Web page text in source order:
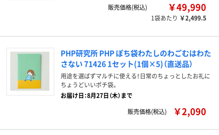
販売価格(税込) ￥49,990
1袋あたり ￥2,499.5
PHP研究所 PHP ぽち袋わたしのわごむはわた
さない 71426 1セット(1個×5)（直送品）
用途を選ばずマルチに使える！日常のちょっとしたお礼に
ちょうどいいポチ袋。
お届け日：8月27日（木）まで
販売価格(税込)
￥2,090